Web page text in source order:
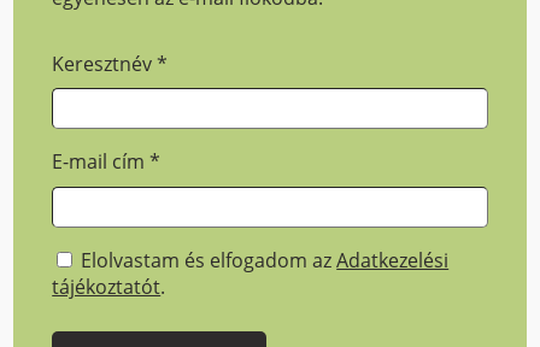
Keresztnév*
E-mail cím*
Elolvastam és elfogadom azAdatkezelési
tájékoztatót.